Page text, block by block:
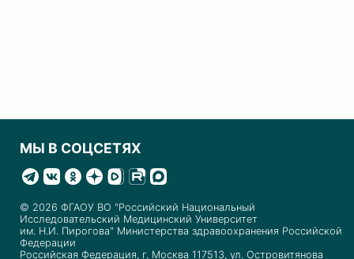
МЫ В СОЦСЕТЯХ
© 2026 ФГАОУ ВО "Российский Национальный
Исследовательский Медицинский Университет
им. Н.И. Пирогова" Министерства здравоохранения Российской
Федерации
Российская Федерация, г. Москва 117513, ул. Островитянова